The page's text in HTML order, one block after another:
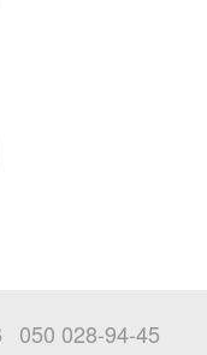
050 028-94-45